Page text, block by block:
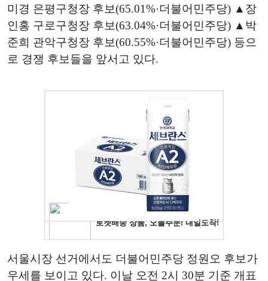
미경 은평구청장 후보(65.01%·더불어민주당) ▲장
인홍 구로구청장 후보(63.04%·더불어민주당) ▲박
준희 관악구청장 후보(60.55%·더불어민주당) 등으
로 경쟁 후보들을 앞서고 있다.
서울시장 선거에서도 더불어민주당 정원오 후보가
우세를 보이고 있다. 이날 오전 2시 30분 기준 개표